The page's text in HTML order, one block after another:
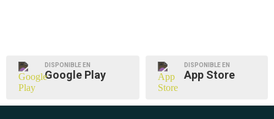
DISPONIBLE EN
Google Play
DISPONIBLE EN
App Store